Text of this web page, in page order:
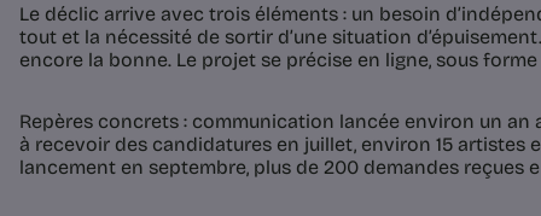
Le déclic arrive avec trois éléments : un besoin
tout et la nécessité de sortir d’une situation
encore la bonne. Le projet se précise en ligne, sous
Repères concrets : communication lancée environ un an
à recevoir des candidatures en juillet, environ 15 artistes
lancement en septembre, plus de 200 demandes reçues